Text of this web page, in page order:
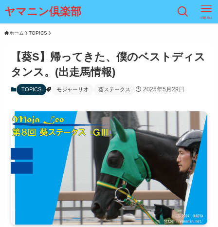
ヤマニン倶楽部 menu
ホーム TOPICS
【葵S】帰ってきた、僕のベストディス
タンス。(出走馬情報)
TOPICS モジャーリオ 葵ステークス 2025年5月29日